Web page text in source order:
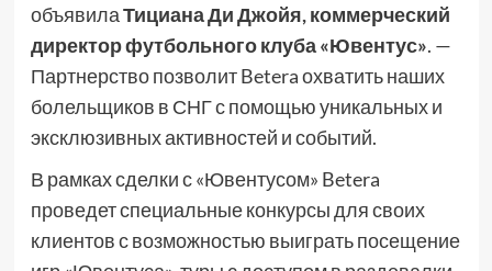
объявилаТициана Ди Джойя, коммерческий
директор футбольного клуба «Ювентус». —
Партнерство позволит Betera охватить наших
болельщиков в СНГ с помощью уникальных и
эксклюзивных активностей и событий.
В рамках сделки с «Ювентусом» Betera
проведет специальные конкурсы для своих
клиентов с возможностью выиграть посещение